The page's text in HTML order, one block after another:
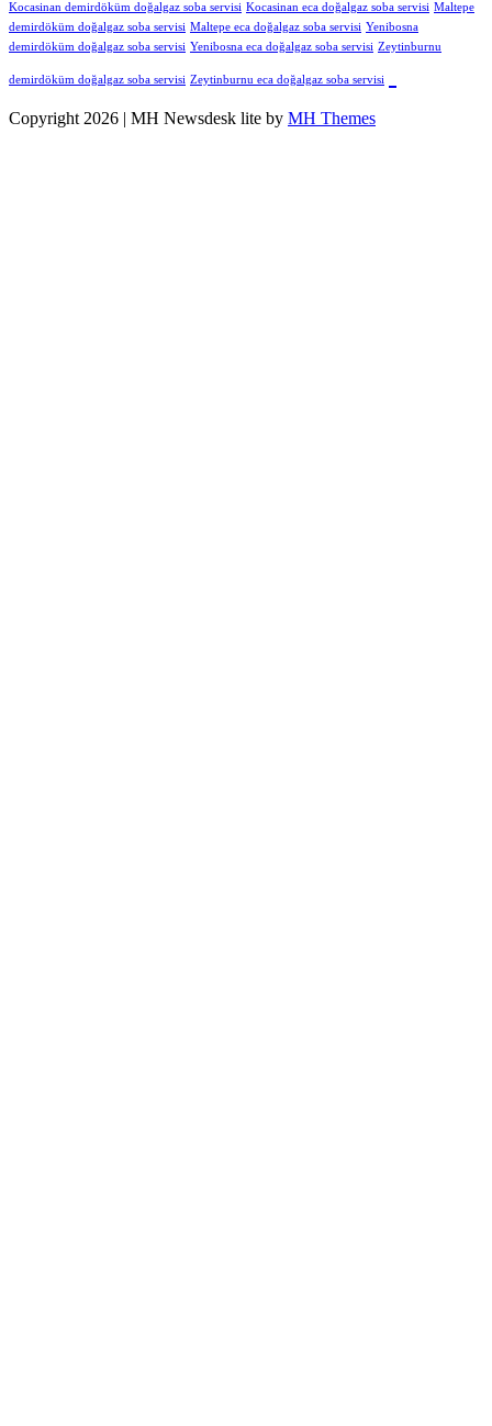
Kocasinan demirdöküm doğalgaz soba servisi Kocasinan eca doğalgaz soba servisi Maltepe
demirdöküm doğalgaz soba servisi Maltepe eca doğalgaz soba servisi Yenibosna
demirdöküm doğalgaz soba servisi Yenibosna eca doğalgaz soba servisi Zeytinburnu
demirdöküm doğalgaz soba servisi Zeytinburnu eca doğalgaz soba servisi
Copyright 2026 | MH Newsdesk lite by MH Themes